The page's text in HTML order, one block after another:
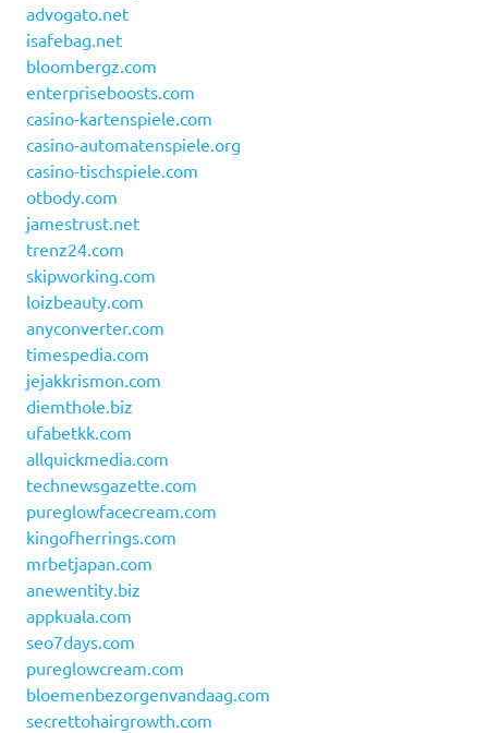
advogato.net
isafebag.net
bloombergz.com
enterpriseboosts.com
casino-kartenspiele.com
casino-automatenspiele.org
casino-tischspiele.com
otbody.com
jamestrust.net
trenz24.com
skipworking.com
loizbeauty.com
anyconverter.com
timespedia.com
jejakkrismon.com
diemthole.biz
ufabetkk.com
allquickmedia.com
technewsgazette.com
pureglowfacecream.com
kingofherrings.com
mrbetjapan.com
anewentity.biz
appkuala.com
seo7days.com
pureglowcream.com
bloemenbezorgenvandaag.com
secrettohairgrowth.com